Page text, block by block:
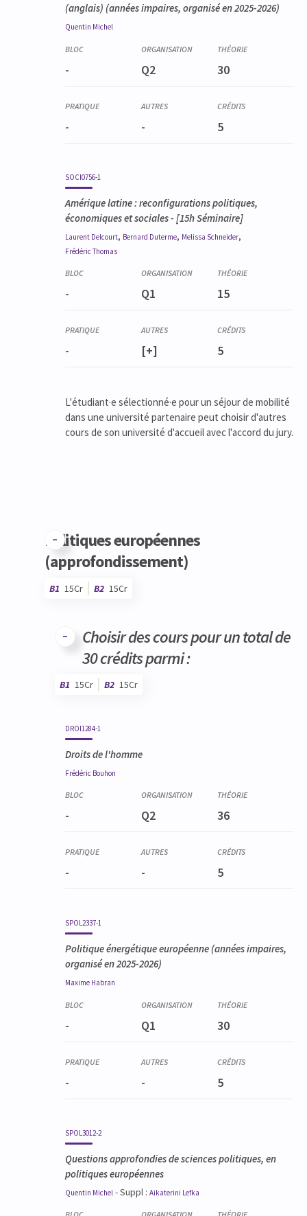
(anglais) (années impaires, organisé en 2025-2026)
Quentin Michel
- Q2 30
- - 5
SOCI0756-1
Amérique latine : reconfigurations politiques,
économiques et sociales- [15h Séminaire]
Laurent Delcourt, Bernard Duterme, Melissa Schneider,
FrédéricThomas
- Q1 15
- [+] 5
L'étudiant·e sélectionné·e pour un séjour de mobilité
dans une université partenaire peut choisir d'autres
cours de son université d'accueil avec l'accord du jury.
Politiques européennes
(approfondissement)
B1 15Cr B2 15Cr
Choisir des cours pour un total de
30 crédits parmi :
B1 15Cr B2 15Cr
DROI1284-1
Droits de l'homme
Frédéric Bouhon
- Q2 36
- - 5
SPOL2337-1
Politique énergétique européenne (années impaires,
organisé en 2025-2026)
Maxime Habran
- Q1 30
- - 5
SPOL3012-2
Questions approfondies de sciences politiques, en
politiques européennes
Quentin Michel - Suppl : Aikaterini Lefka